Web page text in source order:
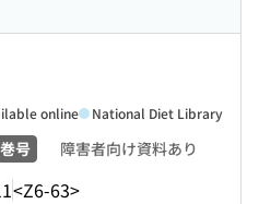
号 障害者向け資料あり
<Z6-63>
online National Diet Library